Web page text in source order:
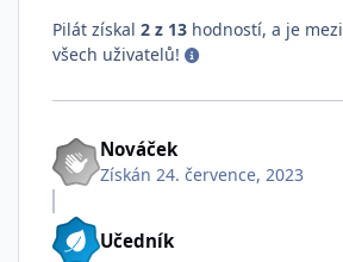
Pilát získal 2 z 13 hodností, a je mezi
všech uživatelů!
Nováček
Získán 24. července, 2023
Učedník